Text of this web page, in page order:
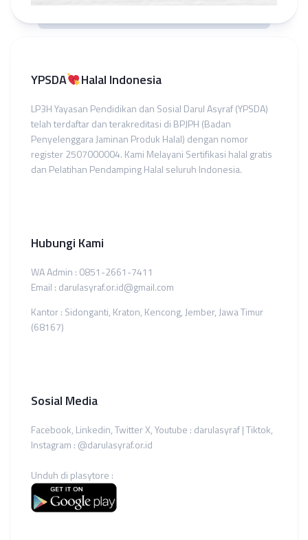
YPSDA Halal Indonesia
LP3H Yayasan Pendidikan dan Sosial Darul Asyraf (YPSDA)
telah terdaftar dan terakreditasi di BPJPH (Badan
Penyelenggara Jaminan Produk Halal) dengan nomor
register 2507000004. Kami Melayani Sertifikasi halal gratis
dan Pelatihan Pendamping Halal seluruh Indonesia.
Hubungi Kami
WA Admin : 0851-2661-7411
Email : darulasyraf.or.id@gmail.com
Kantor : Sidonganti, Kraton, Kencong, Jember, Jawa Timur
(68167)
Sosial Media
Facebook, Linkedin, Twitter X, Youtube : darulasyraf | Tiktok,
Instagram : @darulasyraf.or.id
Unduh di plasytore :